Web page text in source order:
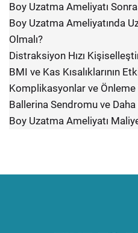
Boy Uzatma Ameliyatı
Boy Uzatma Ameliyatında
Olmalı?
Distraksiyon Hızı
BMI ve Kas Kısalıklarının
Komplikasyonlar ve Önleme
Ballerina Sendromu ve Daha
Boy Uzatma Ameliyatı